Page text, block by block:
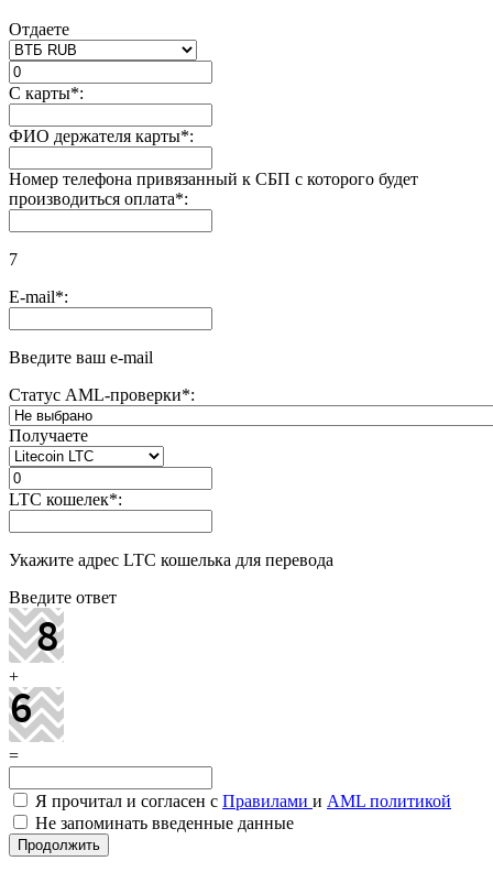
Отдаете
С карты*:
ФИО держателя карты*:
Номер телефона привязанный к СБП с которого будет
производиться оплата*:
7
E-mail*:
Введите ваш e-mail
Статус AML-проверки*:
Получаете
LTC кошелек*:
Укажите адрес LTC кошелька для перевода
Введите ответ
+
=
Я прочитал и согласен с Правилами и AML политикой
Не запоминать введенные данные